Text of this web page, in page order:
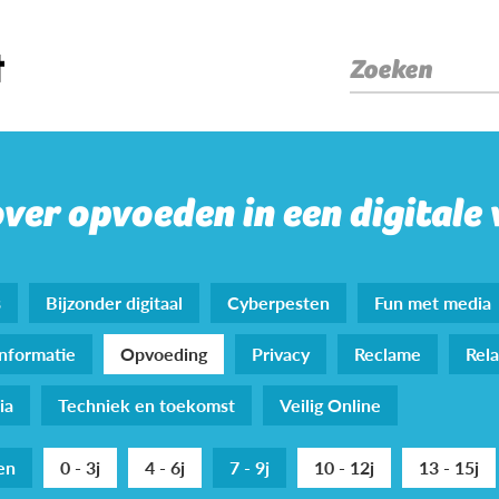
Zoeken
opvoeden in een digitale
Bijzonder digitaal Cyberpesten Fun met media
Opvoeding Privacy Reclame
Techniek en toekomst Veilig Online
0 - 3j 4 - 6j 7 - 9j 10 - 12j 13 - 15j